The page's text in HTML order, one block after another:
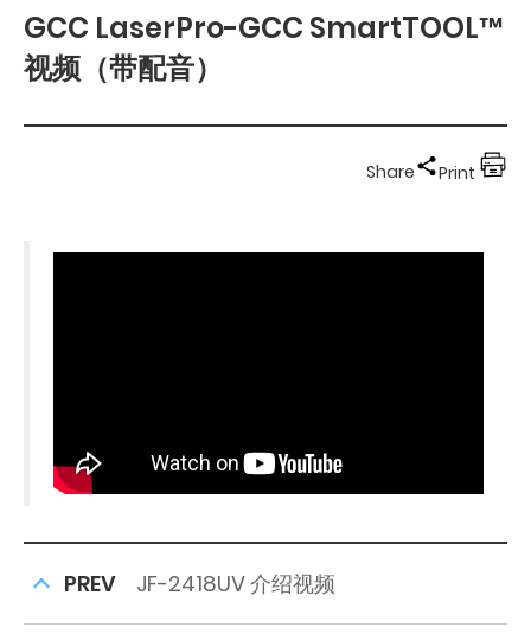
GCC LaserPro-GCC SmartTOOL™
视频（带配音）
Share Print
PREV JF-2418UV 介绍视频